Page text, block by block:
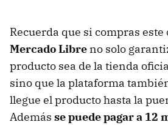
Recuerda que si compras este
Mercado Libre no solo
producto sea de la tienda
sino que la plataforma
llegue el producto hasta la
Además se puede pagar a 12